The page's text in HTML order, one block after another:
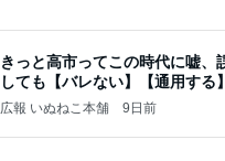
きっと高市ってこの時代に嘘、
しても【バレない】【通用する
だろ
広報 いぬねこ本舗 9日前